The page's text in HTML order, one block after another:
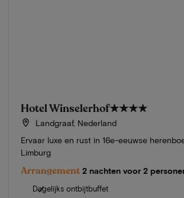
Hotel Winselerhof★★★★
Landgraaf, Nederland
Ervaar luxe en rust in 16e-eeuwse
Limburg
Arrangement 2 nachten voor 2
Dagelijks ontbijtbuffet